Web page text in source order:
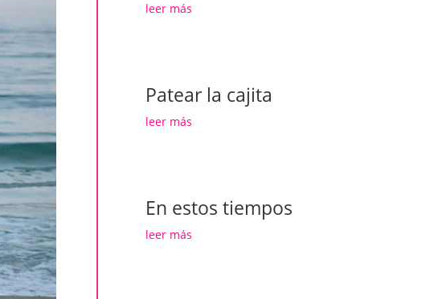
leer más
Patear la cajita
leer más
En estos tiempos
leer más